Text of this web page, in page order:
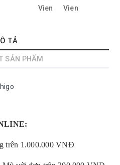
TẢ
SẢN PHẨM
trên 1.000.000 VNĐ